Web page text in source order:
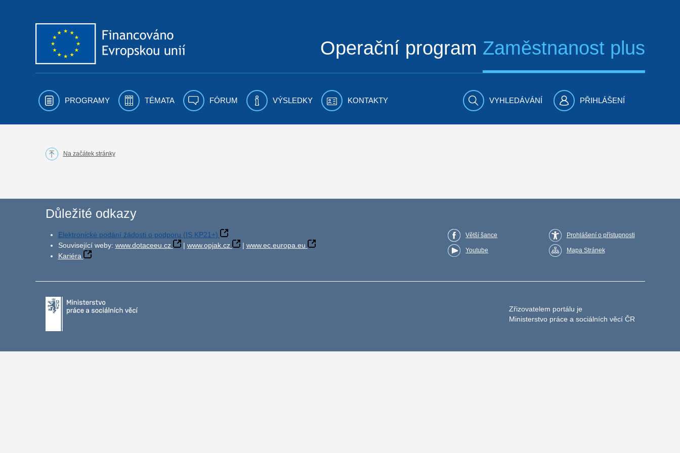
Operační program Zaměstnanost plus
PROGRAMY TÉMATA FÓRUM VÝSLEDKY KONTAKTY VYHLEDÁVÁNÍ PŘIHLÁŠENÍ
Na začátek stránky
Důležité odkazy
Elektronické podání žádosti o podporu (IS KP21+)
Související weby: www.dotaceeu.cz | www.opjak.cz | www.ec.europa.eu
Kariéra
Větší šance
Youtube
Prohlášení o přístupnosti
Mapa Stránek
Zřizovatelem portálu je
Ministerstvo práce a sociálních věcí ČR